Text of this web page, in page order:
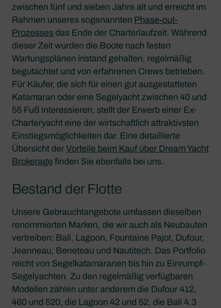
zwischen fünf und sieben Jahre alt und erreicht im
Rahmen unseres sogenannten Phase-out-
Prozesses das Ende der Charterlaufzeit. Während
dieser Zeit wurden die Boote nach festen
Wartungsplänen instand gehalten, regelmäßig
begutachtet und von erfahrenen Crews betrieben.
Für Käufer, die sich für einen gut ausgestatteten
Katamaran oder eine Segelyacht zwischen 40 und
55 Fuß interessieren, stellt der Erwerb einer Ex-
Charteryacht eine der wirtschaftlich attraktivsten
Einstiegsmöglichkeiten dar. Eine detaillierte
Übersicht der Vorteile beim Kauf über Dream Yacht
Brokerage finden Sie ebenfalls bei uns.
Bestand der Flotte
Unsere Gebrauchtangebote umfassen dieselben
renommierten Marken, die wir auch als Neubauten
vertreiben: Bali, Lagoon, Fountaine Pajot, Dufour,
Jeanneau, Beneteau und Nautitech. Das Portfolio
reicht von Segelkatamaranen bis hin zu Einrumpf-
Segelyachten. Zu den regelmäßig verfügbaren
Modellen zählen unter anderem die Dufour 412,
460 und 520, die Lagoon 42 und 52, die Bali 4.3